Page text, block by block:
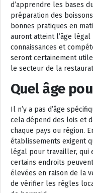
d’apprendre les bases
préparation des
bonnes pratiques en
auront atteint l’âge
connaissances et
seront certainement
le secteur de la
Quel âge
Il n’y a pas d’âge
cela dépend des lois et
chaque pays ou région.
établissements exigent
légal pour travailler, qui
certains endroits
élevées en raison de la
de vérifier les règles